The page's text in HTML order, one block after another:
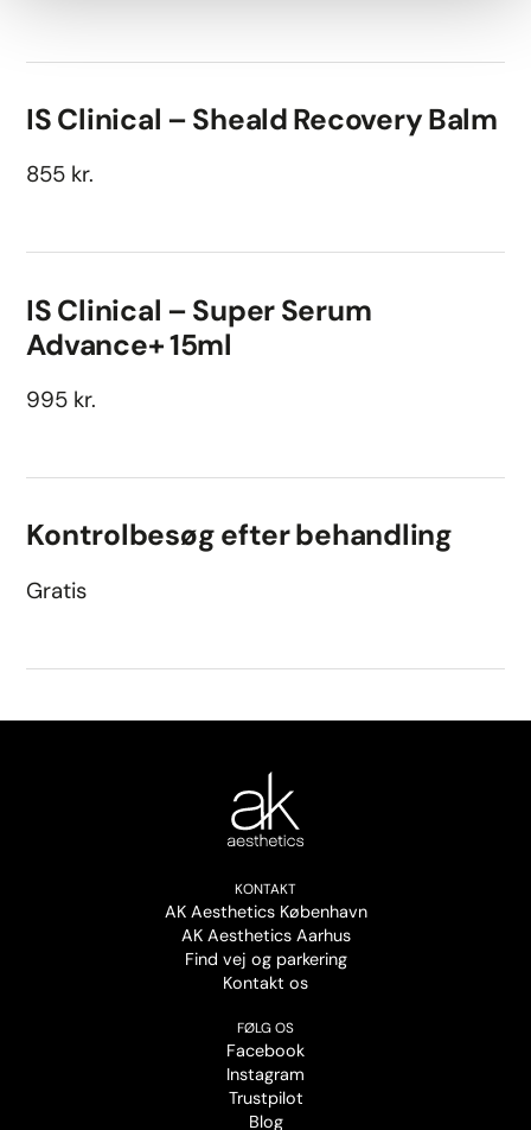
IS Clinical – Sheald Recovery Balm
855 kr.
IS Clinical – Super Serum
Advance+ 15ml
995 kr.
Kontrolbesøg efter behandling
Gratis
KONTAKT
AK Aesthetics København
AK Aesthetics Aarhus
Find vej og parkering
Kontakt os
FØLG OS
Facebook
Instagram
Trustpilot
Blog